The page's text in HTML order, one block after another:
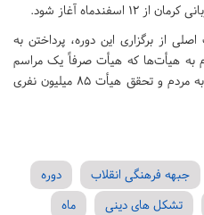
آغاز شود.
از برگزاری این دوره، پرداختن به
به هیأت‌ها که هیأت صرفاً یک مراسم
نیست و همچنین تغییر نگاه هیأت‌ها به مردم و تحقق هیأت ۸۵ میلیون نفری
جبهه فرهنگی انقلاب
دوره
تشکل های دینی
ماه